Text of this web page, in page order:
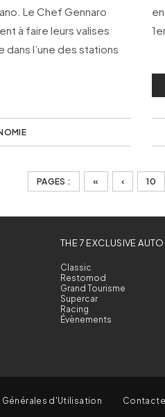
Le Chef Gennaro
à faire leurs valises
l’une des stations
PAGES : « ‹ 10
THE 7 EXCLUSIVE AUTO
Classic
Restomod
Grand Tourisme
Supercar
Racing
Évènements
d'Utilisation